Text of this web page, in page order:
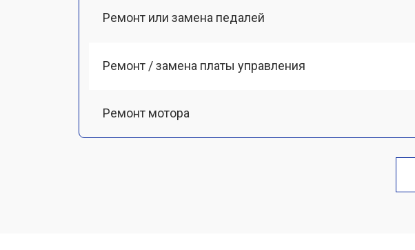
Ремонт или замена педалей
Ремонт / замена платы управления
Ремонт мотора